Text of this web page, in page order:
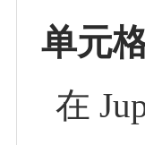
单元
在